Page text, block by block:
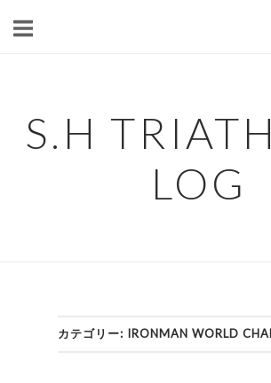
S.H
LOG
カテゴリー: IRONMAN WORLD